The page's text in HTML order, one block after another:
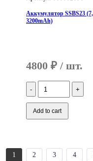
Аккумулятор SSBS23
3200mAh)
4800 ₽
Количество
Аккумулятор
SSBS23
(7,4V
3200mAh)
Add to cart
1 2 3 4